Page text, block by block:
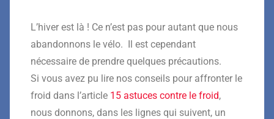
L’hiver est là ! Ce n’est pas pour autant que nous
abandonnons le vélo. Il est cependant
nécessaire de prendre quelques précautions.
Si vous avez pu lire nos conseils pour affronter le
froid dans l’article 15 astuces contre le froid,
nous donnons, dans les lignes qui suivent, un